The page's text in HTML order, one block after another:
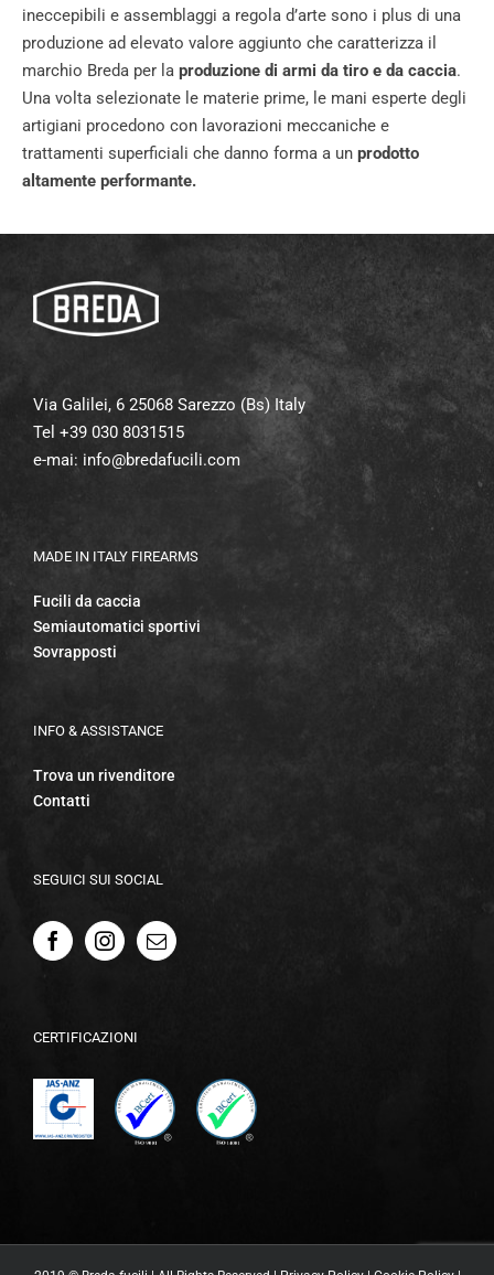
ineccepibili e assemblaggi a regola d’arte sono i plus di una
produzione ad elevato valore aggiunto che caratterizza il
marchio Breda per la produzione di armi da tiro e da caccia.
Una volta selezionate le materie prime, le mani esperte degli
artigiani procedono con lavorazioni meccaniche e
trattamenti superficiali che danno forma a un prodotto
altamente performante.
Via Galilei, 6 25068 Sarezzo (Bs) Italy
Tel +39 030 8031515
e-mai: info@bredafucili.com
MADE IN ITALY FIREARMS
Fucili da caccia
Semiautomatici sportivi
Sovrapposti
INFO & ASSISTANCE
Trova un rivenditore
Contatti
SEGUICI SUI SOCIAL
CERTIFICAZIONI